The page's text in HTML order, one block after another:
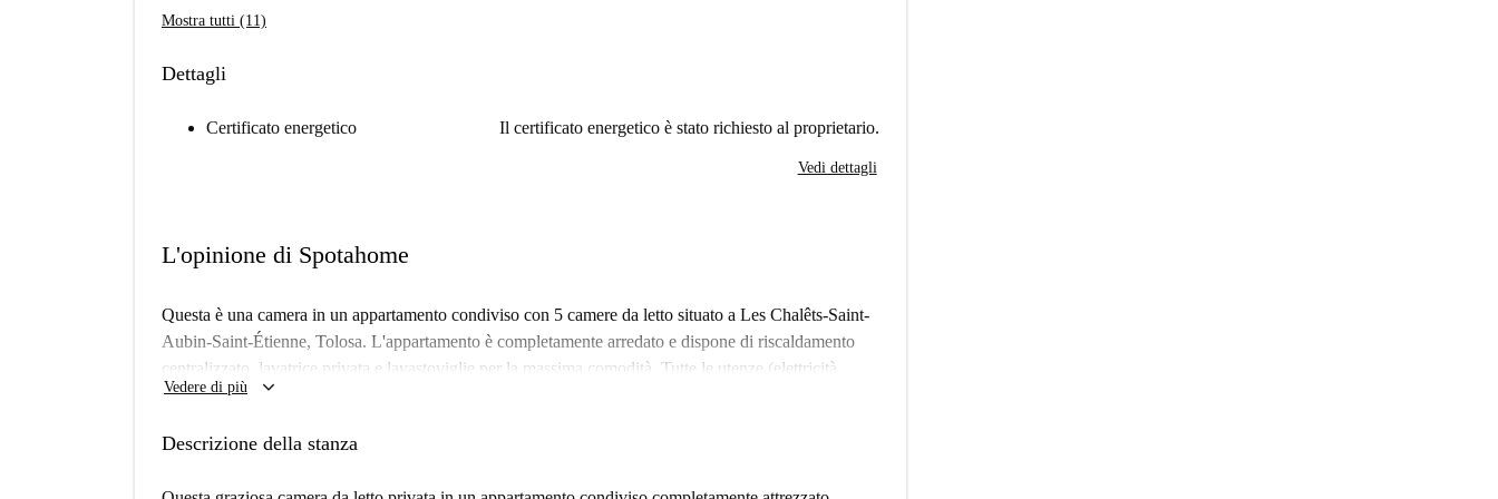
Mostra tutti (11)
Dettagli
Certificato energetico Il certificato energetico è stato richiesto al proprietario.
Vedi dettagli
L'opinione di Spotahome
Questa è una camera in un appartamento condiviso con 5 camere da letto situato a Les Chalêts-Saint-
Aubin-Saint-Étienne, Tolosa. L'appartamento è completamente arredato e dispone di riscaldamento
centralizzato, lavatrice privata e lavastoviglie per la massima comodità. Tutte le utenze (elettricità,
acqua, gas e Wi-Fi) sono incluse nell'affitto, offrendo semplicità agli inquilini. Le coppie non sono
personalmente da Spotahome, garantendo la conformità agli standard di qualità.
L'appartamento si trova nel vivace quartiere di Les Chalêts-Saint-Aubin-Saint-Étienne a Tolosa. Tra le
Vedere di più keyboard_arrow_down
Descrizione della stanza